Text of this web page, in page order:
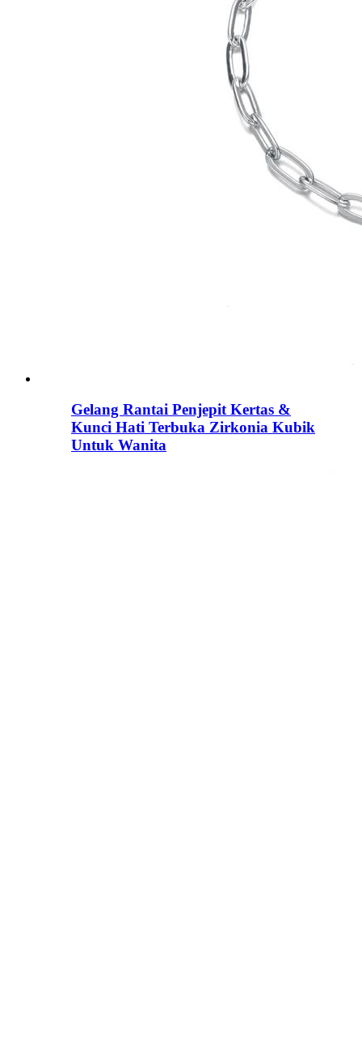
Gelang Rantai Penjepit Kertas &
Kunci Hati Terbuka Zirkonia Kubik
Untuk Wanita